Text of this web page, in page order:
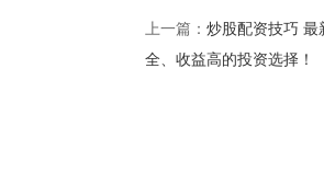
上一篇： 炒股配资技巧
全、收益高的投资选择！